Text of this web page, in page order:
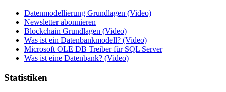
Datenmodellierung Grundlagen (Video)
Newsletter abonnieren
Blockchain Grundlagen (Video)
Was ist ein Datenbankmodell? (Video)
Microsoft OLE DB Treiber für SQL Server
Was ist eine Datenbank? (Video)
Statistiken